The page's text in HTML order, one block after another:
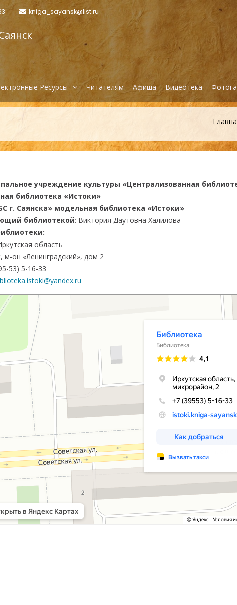
kniga_sayansk@list.ru
Ресурсы Читателям Афиша Видеотека
учреждение культуры «Централизованная
библиотека «Истоки»
г. Саянска» модельная библиотека «Истоки»
библиотекой: Виктория Даутовна Халилова
область
м-он «Ленинградский», дом 2
53) 5-16-33
в Саянске